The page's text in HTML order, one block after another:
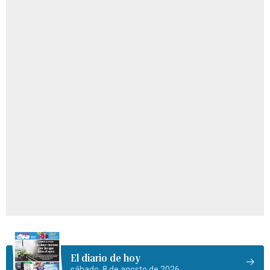
El diario de hoy